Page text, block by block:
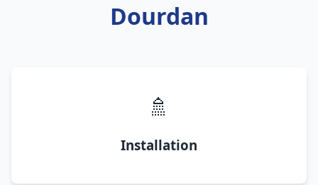
Dourdan
🚿
Installation